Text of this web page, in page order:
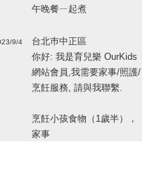
午晚餐ㄧ起煮
9/4
台北巿中正區
你好: 我是育兒樂 OurKids
網站會員,我需要家事/照護/
烹飪服務, 請與我聯繫.
烹飪小孩食物（1歲半），
家事